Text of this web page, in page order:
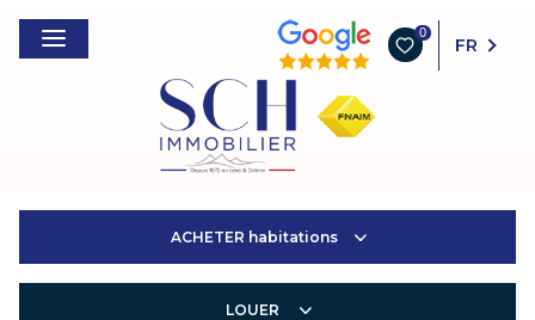
0
FR
ACHETER habitations
LOUER